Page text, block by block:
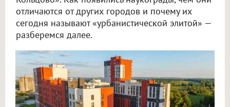
отличаются от других городов и почему их
сегодня называют «урбанистической элитой» —
разберемся далее.